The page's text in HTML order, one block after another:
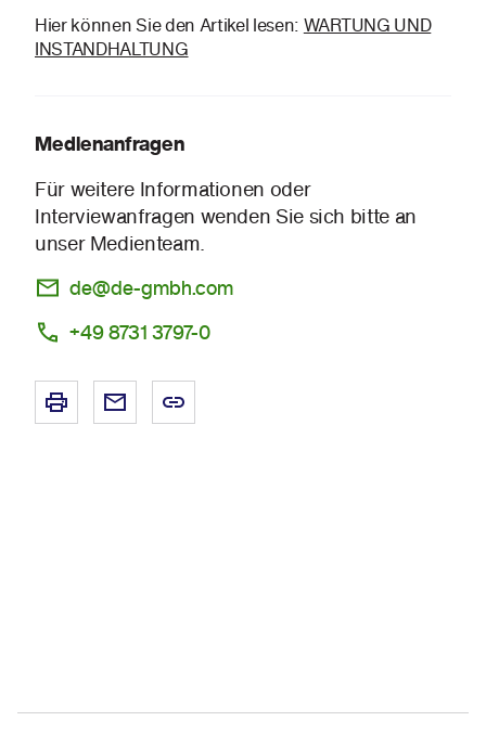
Hier können Sie den Artikel lesen: WARTUNG UND
INSTANDHALTUNG
Medienanfragen
Für weitere Informationen oder
Interviewanfragen wenden Sie sich bitte an
unser Medienteam.
de@de-gmbh.com
+49 8731 3797-0